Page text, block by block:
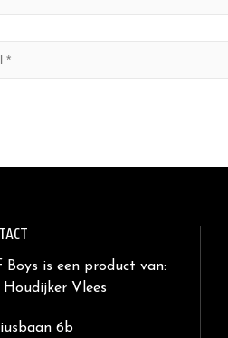
Boys is een product van:
Houdijker Vlees
6b